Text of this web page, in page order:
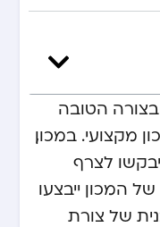
בצורה הטובה
מקצועי. במכון,
לצרף
המכון ייבצעו
של צורת